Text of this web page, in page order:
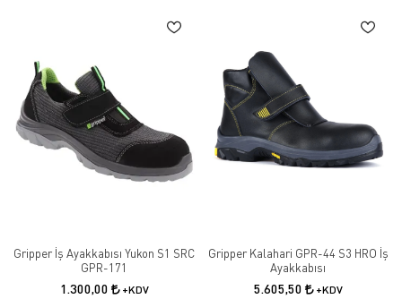
Gripper İş Ayakkabısı Yukon S1 SRC
GPR-171
1.300,00 +KDV
Gripper Kalahari GPR-44 S3 HRO İş
Ayakkabısı
5.605,50 +KDV